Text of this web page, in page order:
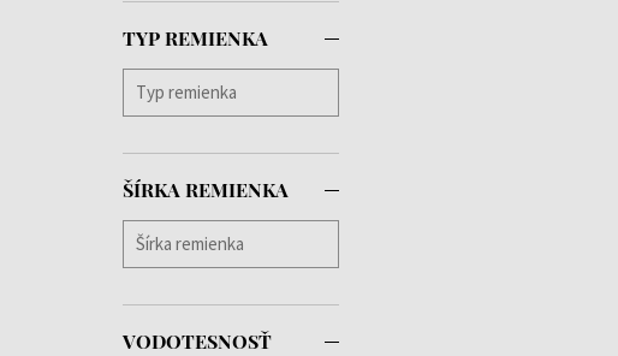
TYP REMIENKA
ŠÍRKA REMIENKA
VODOTESNOSŤ